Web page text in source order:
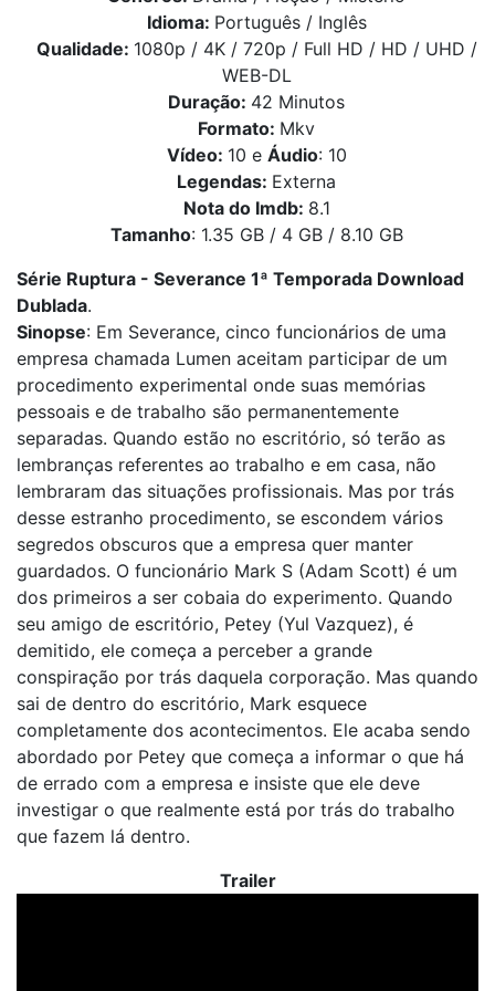
Idioma: Português / Inglês
Qualidade: 1080p / 4K / 720p / Full HD / HD / UHD /
WEB-DL
Duração: 42 Minutos
Formato: Mkv
Vídeo: 10 e Áudio: 10
Legendas: Externa
Nota do Imdb: 8.1
Tamanho: 1.35 GB / 4 GB / 8.10 GB
Série Ruptura - Severance 1ª Temporada Download
Dublada.
Sinopse: Em Severance, cinco funcionários de uma
empresa chamada Lumen aceitam participar de um
procedimento experimental onde suas memórias
pessoais e de trabalho são permanentemente
separadas. Quando estão no escritório, só terão as
lembranças referentes ao trabalho e em casa, não
lembraram das situações profissionais. Mas por trás
desse estranho procedimento, se escondem vários
segredos obscuros que a empresa quer manter
guardados. O funcionário Mark S (Adam Scott) é um
dos primeiros a ser cobaia do experimento. Quando
seu amigo de escritório, Petey (Yul Vazquez), é
demitido, ele começa a perceber a grande
conspiração por trás daquela corporação. Mas quando
sai de dentro do escritório, Mark esquece
completamente dos acontecimentos. Ele acaba sendo
abordado por Petey que começa a informar o que há
de errado com a empresa e insiste que ele deve
investigar o que realmente está por trás do trabalho
que fazem lá dentro.
Trailer